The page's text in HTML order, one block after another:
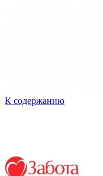
К содержанию